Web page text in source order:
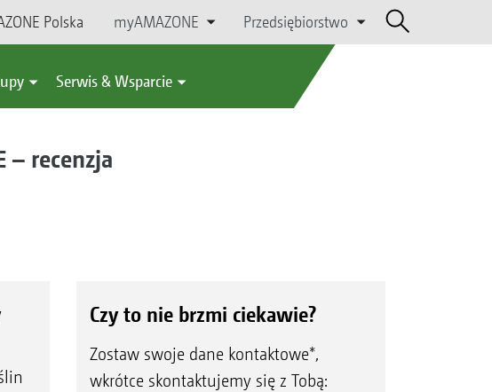
Polska myAMAZONE Przedsiębiorstwo
Serwis & Wsparcie
– recenzja
Czy to nie brzmi ciekawie?
Zostaw swoje dane kontaktowe*,
wkrótce skontaktujemy się z Tobą: